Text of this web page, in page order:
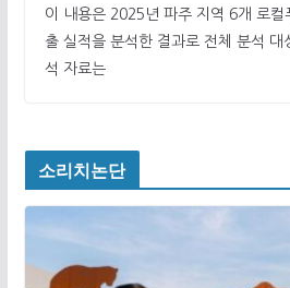
이 내용은 2025년 파주 지역 6개 로컬
출 실적을 분석한 결과로 전체 분석
석 자료는
소리치논단